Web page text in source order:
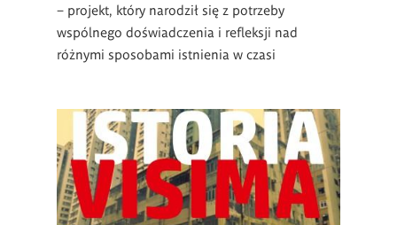
– projekt, który narodził się z potrzeby
wspólnego doświadczenia i refleksji nad
różnymi sposobami istnienia w czasi